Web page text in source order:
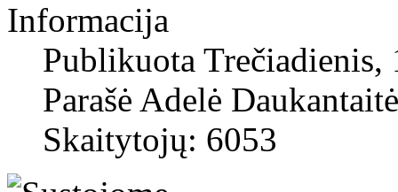
Informacija
Publikuota
Parašė Adelė
Skaitytojų: 6053